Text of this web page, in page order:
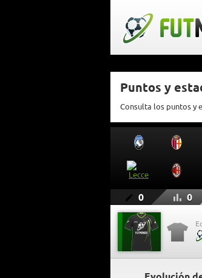
Puntos y
Consulta los puntos y
0 0